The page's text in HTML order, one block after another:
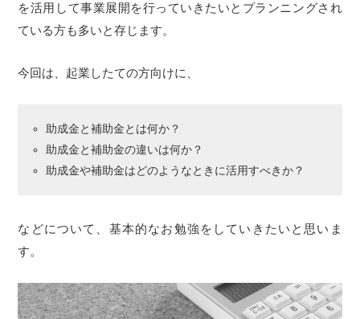
を活用して事業展開を行っていきたいとプランニングされ
ている方も多いと存じます。
今回は、起業したての方向けに、
助成金と補助金とは何か？
助成金と補助金の違いは何か？
助成金や補助金はどのようなときに活用すべきか？
などについて、基本的なお勉強をしていきたいと思いま
す。